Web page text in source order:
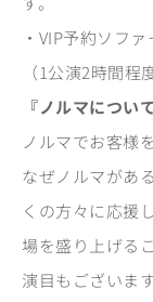
・VIP予約ソフ
（1公演2時間程
『ノルマについ
ノルマでお客様
なぜノルマがあ
くの方々に応援
場を盛り上げる
演目もございま